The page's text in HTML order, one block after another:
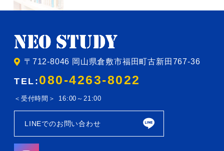
〒712-8046 岡山県倉敷市福田町古新田767-36
TEL: 080-4263-8022
受付時間 16:00～21:00
LINEでのお問い合わせ